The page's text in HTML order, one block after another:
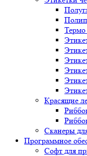
Красящие
Сканеры
Программное
Софт для